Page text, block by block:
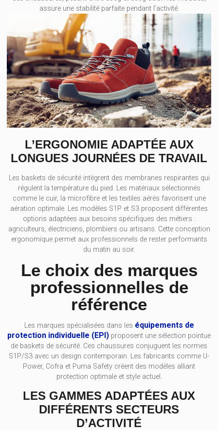
assure une stabilité parfaite pendant l’activité.
L’ERGONOMIE ADAPTÉE AUX
LONGUES JOURNÉES DE TRAVAIL
Les baskets de sécurité intègrent des membranes respirantes qui
régulent la température du pied. Les matériaux sélectionnés
comme le cuir, la microfibre et les textiles aérés favorisent une
aération optimale. Les modèles S1P et S3 proposent différentes
options adaptées aux besoins spécifiques des métiers :
agriculteurs, électriciens, plombiers ou artisans. Cette conception
ergonomique permet aux professionnels de rester performants
du matin au soir.
Le choix des marques
professionnelles de
référence
Les marques spécialisées dans les équipements de
protection individuelle (EPI) proposent une sélection pointue
de baskets de sécurité. Ces chaussures conjuguent les normes
S1P/S3 avec un design contemporain. Les fabricants comme U-
Power, Cofra et Puma Safety créent des modèles alliant
protection optimale et style actuel.
LES GAMMES ADAPTÉES AUX
DIFFÉRENTS SECTEURS
D’ACTIVITÉ